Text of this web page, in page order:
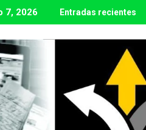
7, 2026 Entradas recientes